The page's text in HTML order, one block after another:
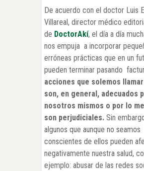
De acuerdo con el doctor Luis
Villareal, director médico
de DoctorAkí, el día a día
nos empuja a incorporar
erróneas prácticas que en un
pueden terminar pasando
acciones que solemos
son, en general, adecuados
nosotros mismos o por lo
son perjudiciales. Sin
algunos que aunque no seamos
conscientes de ellos pueden
negativamente nuestra salud,
ejemplo: abusar de las redes